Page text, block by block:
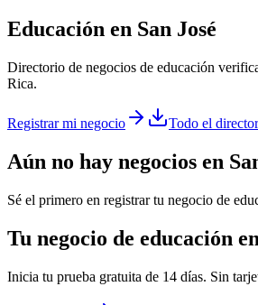
Educación en San José
Directorio de negocios de educación
Rica.
Registrar mi negocio Todo el
Aún no hay negocios en
Sé el primero en registrar tu negocio de
Tu negocio de educación
Inicia tu prueba gratuita de 14 días. Sin